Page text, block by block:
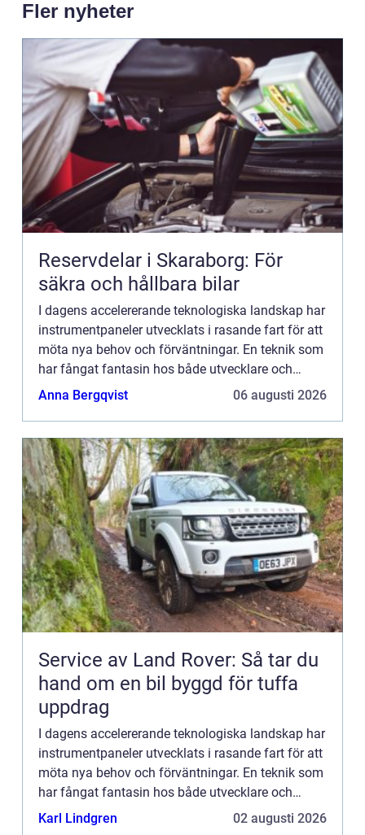
Fler nyheter
Reservdelar i Skaraborg: För
säkra och hållbara bilar
I dagens accelererande teknologiska landskap har
instrumentpaneler utvecklats i rasande fart för att
möta nya behov och förväntningar. En teknik som
har fångat fantasin hos både utvecklare och
bilentusiaster är ho...
Anna Bergqvist 06 augusti 2026
Service av Land Rover: Så tar du
hand om en bil byggd för tuffa
uppdrag
I dagens accelererande teknologiska landskap har
instrumentpaneler utvecklats i rasande fart för att
möta nya behov och förväntningar. En teknik som
har fångat fantasin hos både utvecklare och
bilentusiaster är ho...
Karl Lindgren 02 augusti 2026